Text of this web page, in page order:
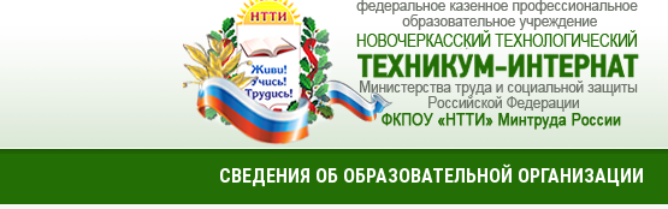
СВЕДЕНИЯ ОБ ОБРАЗОВАТЕЛЬНОЙ ОРГАНИЗАЦИИ